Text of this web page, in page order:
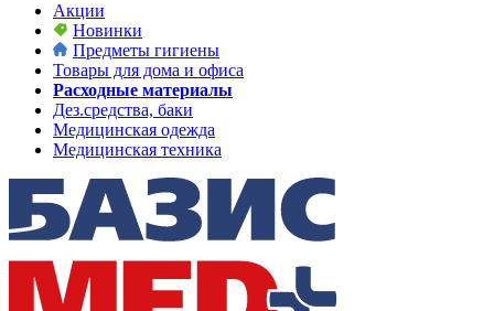
Акции
Новинки
Предметы гигиены
Товары для дома и офиса
Расходные материалы
Дез.средства, баки
Медицинская одежда
Медицинская техника